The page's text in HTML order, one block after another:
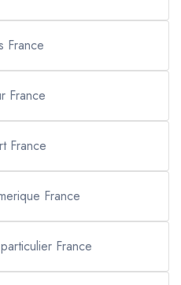
France
France
France
France
France